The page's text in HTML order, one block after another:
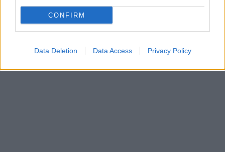
CONFIRM
Data Deletion Data Access Privacy Policy